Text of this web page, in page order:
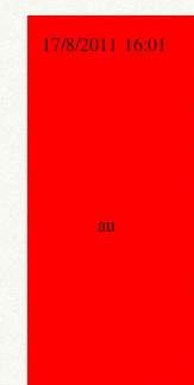
17/8/2011 16:01
au